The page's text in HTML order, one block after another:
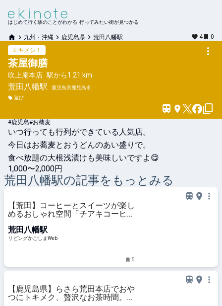
はじめて行く駅のことがわかる 行ってみたい街が見つかる
九州・沖縄 鹿児島県 荒田八幡駅 4
0
エキメシ！
茶屋御膳
吹上庵本店 駅から1.21 km
荒田八幡駅
鹿児島県鹿児島市
遊び
#鹿児島#お蕎麦
いつ行っても行列ができている人気店。
今日はお蕎麦とおうどんのあい盛りで。
食べ放題の大根浅漬けも美味しいですよ😋
1,000〜2,000円
荒田八幡駅の記事をもっとみる
【荒田】コーヒーとスイーツが楽し
めるおしゃれ空間「チアキコーヒー
荒田八幡駅
リビングかごしまWeb
5
【鹿児島県】らさら荒田本店でおや
つにトキメク、贅沢なお茶時間。専